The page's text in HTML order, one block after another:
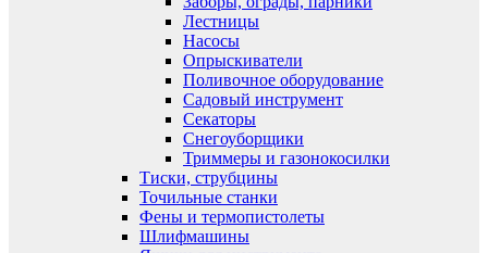
Лестницы
Насосы
Опрыскиватели
Поливочное оборудование
Садовый инструмент
Секаторы
Снегоуборщики
Триммеры и газонокосилки
Тиски, струбцины
Точильные станки
Фены и термопистолеты
Шлифмашины